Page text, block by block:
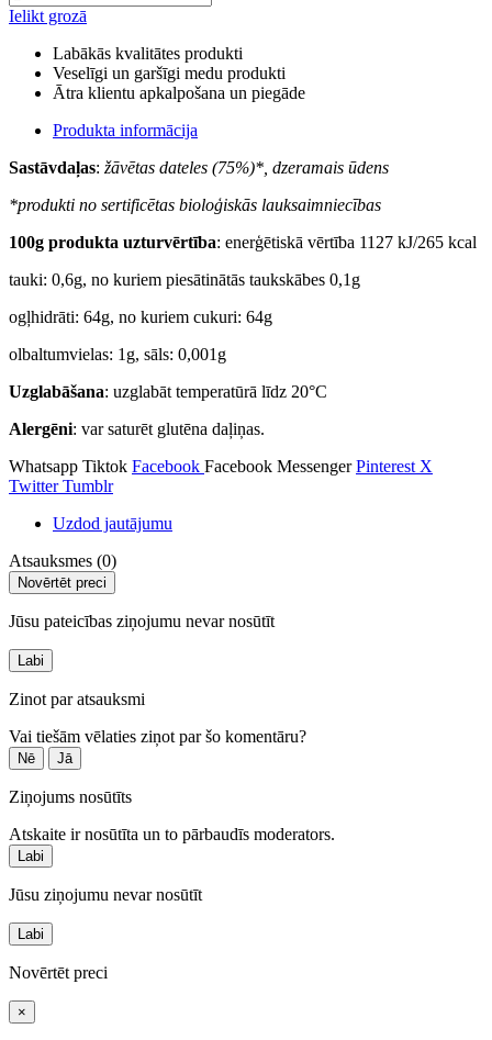
Ielikt grozā
Labākās kvalitātes produkti
Veselīgi un garšīgi medu produkti
Ātra klientu apkalpošana un piegāde
Produkta informācija
Sastāvdaļas: žāvētas dateles (75%)*, dzeramais ūdens
*produkti no sertificētas bioloģiskās lauksaimniecības
100g produkta uzturvērtība: enerģētiskā vērtība 1127 kJ/265 kcal
tauki: 0,6g, no kuriem piesātinātās taukskābes 0,1g
ogļhidrāti: 64g, no kuriem cukuri: 64g
olbaltumvielas: 1g, sāls: 0,001g
Uzglabāšana: uzglabāt temperatūrā līdz 20°C
Alergēni: var saturēt glutēna daļiņas.
Whatsapp Tiktok Facebook Facebook Messenger Pinterest X
Twitter Tumblr
Uzdod jautājumu
Atsauksmes (0)
Novērtēt preci
Jūsu pateicības ziņojumu nevar nosūtīt
Labi
Zinot par atsauksmi
Vai tiešām vēlaties ziņot par šo komentāru?
Nē Jā
Ziņojums nosūtīts
Atskaite ir nosūtīta un to pārbaudīs moderators.
Labi
Jūsu ziņojumu nevar nosūtīt
Labi
Novērtēt preci
×